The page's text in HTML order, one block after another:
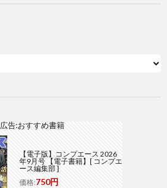
広告:おすすめ書籍
【電子版】コンプエース 2026
年9月号 【電子書籍】[ コンプエ
ース編集部 ]
価格:750円